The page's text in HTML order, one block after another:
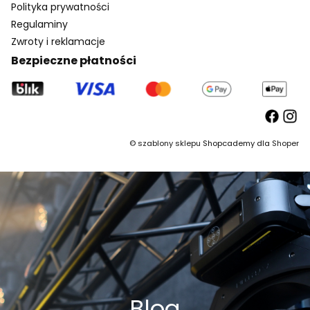
Polityka prywatności
Regulaminy
Zwroty i reklamacje
Bezpieczne płatności
©szablony sklepu Shopcademy dla Shoper